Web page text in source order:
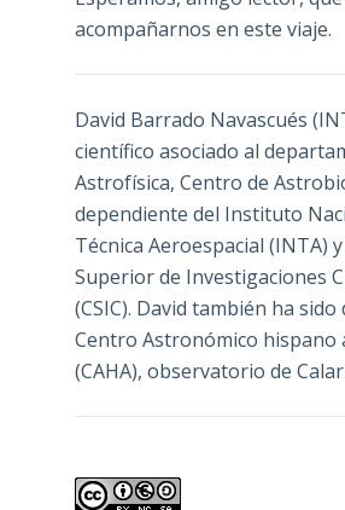
acompañarnos en este viaje.
David Barrado Navascués
científico asociado al
Astrofísica, Centro de
dependiente del Instituto
Técnica Aeroespacial (INTA)
Superior de Investigaciones
(CSIC). David también ha
Centro Astronómico hispano
(CAHA), observatorio de